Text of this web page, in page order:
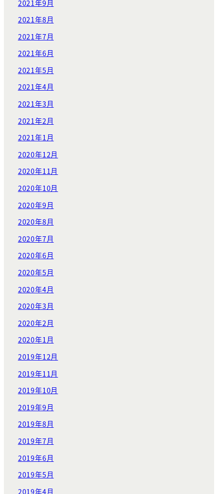
2021年9月
2021年8月
2021年7月
2021年6月
2021年5月
2021年4月
2021年3月
2021年2月
2021年1月
2020年12月
2020年11月
2020年10月
2020年9月
2020年8月
2020年7月
2020年6月
2020年5月
2020年4月
2020年3月
2020年2月
2020年1月
2019年12月
2019年11月
2019年10月
2019年9月
2019年8月
2019年7月
2019年6月
2019年5月
2019年4月